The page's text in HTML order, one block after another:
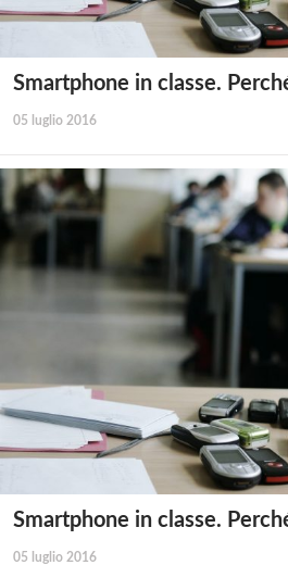
Smartphone in classe.
05 luglio 2016
Smartphone in classe.
05 luglio 2016